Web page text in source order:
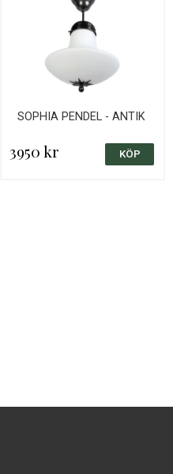
SOPHIA PENDEL - ANTIK
3950 kr